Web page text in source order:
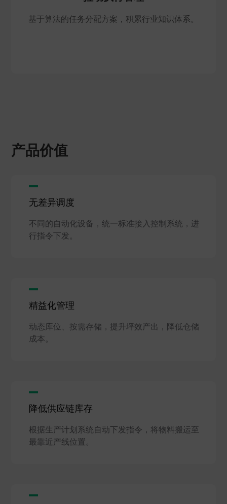
基于算法的任务分配方案，积累行业知识体系。
产品价值
无差异调度
不同的自动化设备，统一标准接入控制系统，进
行指令下发。
精益化管理
动态库位、按需存储，提升坪效产出，降低仓储
成本。
降低供应链库存
根据生产计划系统自动下发指令，将物料搬运至
最靠近产线位置。